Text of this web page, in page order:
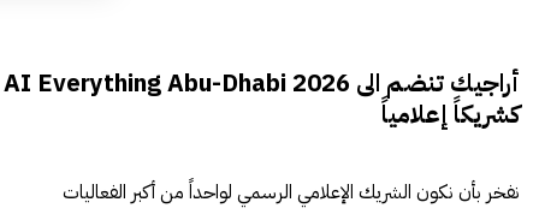
أراجيك تنضم الى AI Everything Abu-Dhabi 2026
كشريكاً إعلامياً
نفخر بأن نكون الشريك الإعلامي الرسمي لواحداً من أكبر الفعاليات